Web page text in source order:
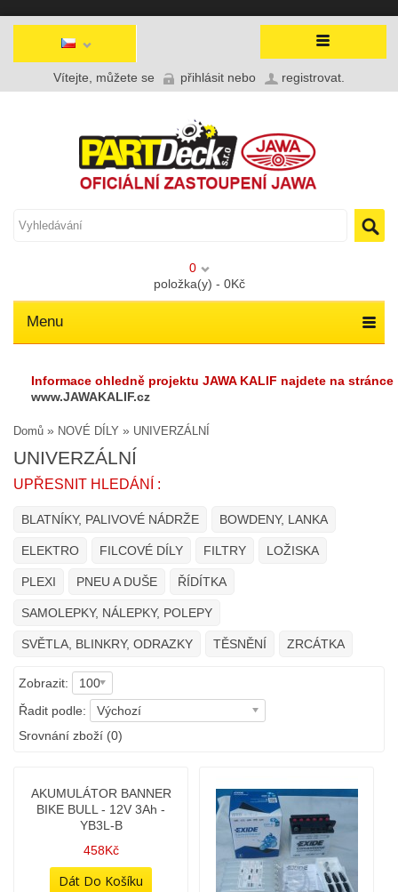
Vítejte, můžete se přihlásit nebo registrovat
0
položka(y) - 0Kč
Menu
Informace ohledně projektu JAWA KALIF najdete na stránce
www.JAWAKALIF.cz
Domů » NOVÉ DÍLY » UNIVERZÁLNÍ
UNIVERZÁLNÍ
UPŘESNIT HLEDÁNÍ :
BLATNÍKY, PALIVOVÉ NÁDRŽE BOWDENY, LANKA
ELEKTRO FILCOVÉ DÍLY FILTRY LOŽISKA
PLEXI PNEU A DUŠE ŘÍDÍTKA
SAMOLEPKY, NÁLEPKY, POLEPY
SVĚTLA, BLINKRY, ODRAZKY TĚSNĚNÍ ZRCÁTKA
Zobrazit:
100
Řadit podle:
Výchozí
Srovnání zboží (0)